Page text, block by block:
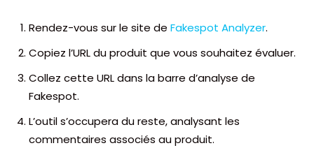
Rendez-vous sur le site de Fakespot Analyzer.
Copiez l’URL du produit que vous souhaitez évaluer.
Collez cette URL dans la barre d’analyse de
Fakespot.
L’outil s’occupera du reste, analysant les
commentaires associés au produit.